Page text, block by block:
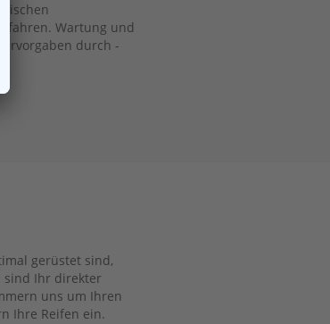
fahren. Wartung und
durch -
gerüstet sind,
sind Ihr direkter
uns um Ihren
Ihre Reifen ein.